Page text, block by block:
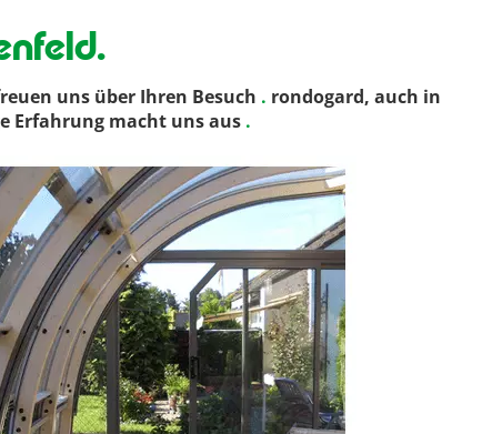
uns über Ihren Besuch . rondogard, auch in
Erfahrung macht uns aus .